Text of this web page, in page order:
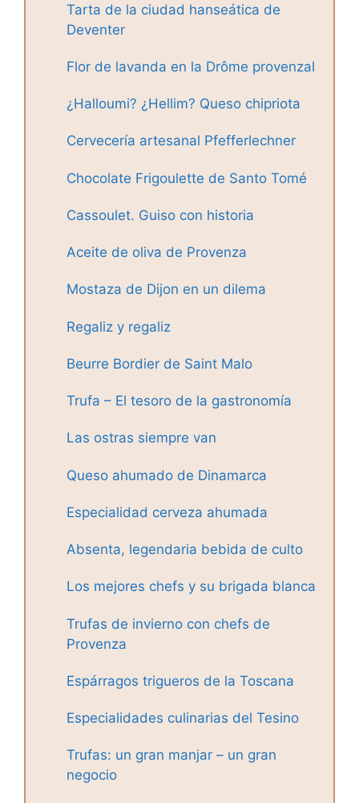
Tarta de la ciudad hanseática de
Deventer
Flor de lavanda en la Drôme provenzal
¿Halloumi? ¿Hellim? Queso chipriota
Cervecería artesanal Pfefferlechner
Chocolate Frigoulette de Santo Tomé
Cassoulet. Guiso con historia
Aceite de oliva de Provenza
Mostaza de Dijon en un dilema
Regaliz y regaliz
Beurre Bordier de Saint Malo
Trufa – El tesoro de la gastronomía
Las ostras siempre van
Queso ahumado de Dinamarca
Especialidad cerveza ahumada
Absenta, legendaria bebida de culto
Los mejores chefs y su brigada blanca
Trufas de invierno con chefs de
Provenza
Espárragos trigueros de la Toscana
Especialidades culinarias del Tesino
Trufas: un gran manjar – un gran
negocio